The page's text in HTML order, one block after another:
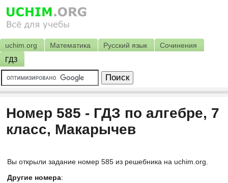
uchim.org Математика Русский язык
Сочинения
ГДЗ
Номер 585 - ГДЗ по алгебре, 7
класс, Макарычев
Вы открыли задание номер 585 из решебника на uchim.org.
Другие номера: